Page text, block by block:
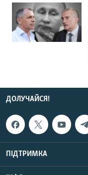
ДОЛУЧАЙСЯ!
ПІДТРИМКА